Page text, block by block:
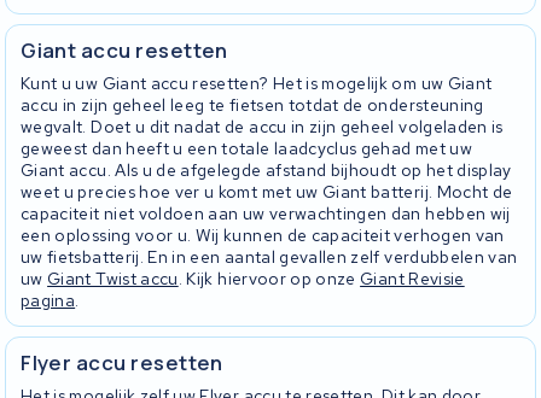
Giant accu resetten
Kunt u uw Giant accu resetten? Het is mogelijk om uw Giant
accu in zijn geheel leeg te fietsen totdat de ondersteuning
wegvalt. Doet u dit nadat de accu in zijn geheel volgeladen is
geweest dan heeft u een totale laadcyclus gehad met uw
Giant accu. Als u de afgelegde afstand bijhoudt op het display
weet u precies hoe ver u komt met uw Giant batterij. Mocht de
capaciteit niet voldoen aan uw verwachtingen dan hebben wij
een oplossing voor u. Wij kunnen de capaciteit verhogen van
uw fietsbatterij. En in een aantal gevallen zelf verdubbelen van
uw Giant Twist accu. Kijk hiervoor op onze Giant Revisie
pagina.
Flyer accu resetten